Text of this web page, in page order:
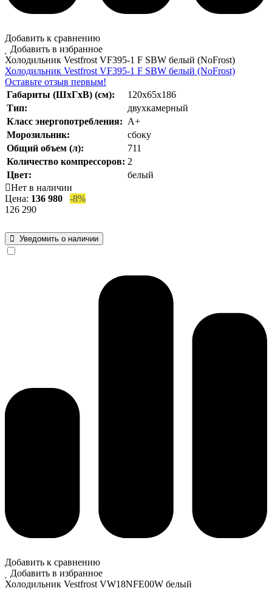
Добавить к сравнению
Добавить в избранное
Холодильник Vestfrost VF395-1 F SBW белый (NoFrost)
Холодильник Vestfrost VF395-1 F SBW белый (NoFrost)
Оставьте отзыв первым!
Габариты (ШхГхВ) (см):
120x65x186
Тип:
двухкамерный
Класс энергопотребления: А+
Морозильник:
сбоку
Общий объем (л):
711
Количество компрессоров: 2
Цвет:
белый
Нет в наличии
Цена: 136 980
-8%
126 290
Уведомить о наличии
Добавить к сравнению
Добавить в избранное
Холодильник Vestfrost VW18NFE00W белый